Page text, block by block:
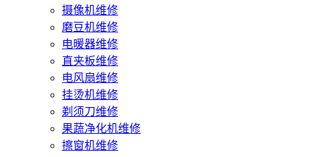
摄像机维修
磨豆机维修
电暖器维修
直夹板维修
电风扇维修
挂烫机维修
剃须刀维修
果蔬净化机维修
擦窗机维修